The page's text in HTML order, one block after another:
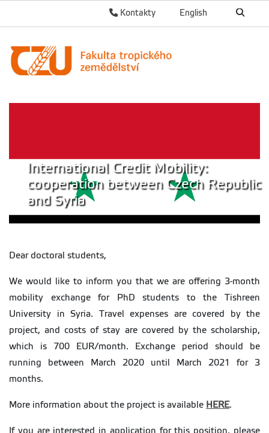
English
Kontakty
International Credit Mobility:
cooperation between Czech Republic
and Syria
Dear doctoral students,
We would like to inform you that we are offering 3-month
mobility exchange for PhD students to the Tishreen
University in Syria. Travel expenses are covered by the
project, and costs of stay are covered by the scholarship,
which is 700 EUR/month. Exchange period should be
running between March 2020 until March 2021 for 3
months.
More information about the project is available HERE.
If you are interested in application for this position, please